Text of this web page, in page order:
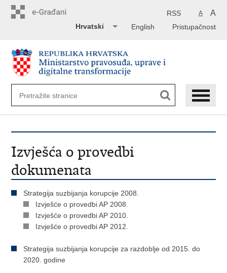
A A
RSS
Pristupačnost
English
Hrvatski
Izvješća o provedbi
dokumenata
Strategija suzbijanja korupcije 2008.
Izvješće o provedbi AP 2008.
Izvješće o provedbi AP 2010.
Izvješće o provedbi AP 2012.
Strategija suzbijanja korupcije za razdoblje od 2015. do
2020. godine